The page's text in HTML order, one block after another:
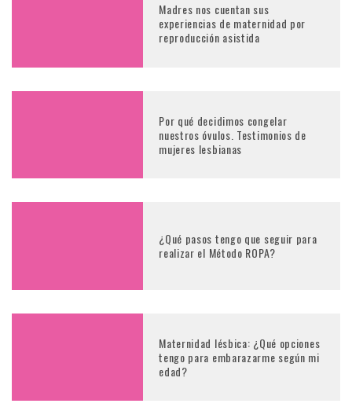
Madres nos cuentan sus
experiencias de maternidad por
reproducción asistida
Por qué decidimos congelar
nuestros óvulos. Testimonios de
mujeres lesbianas
¿Qué pasos tengo que seguir para
realizar el Método ROPA?
Maternidad lésbica: ¿Qué opciones
tengo para embarazarme según mi
edad?